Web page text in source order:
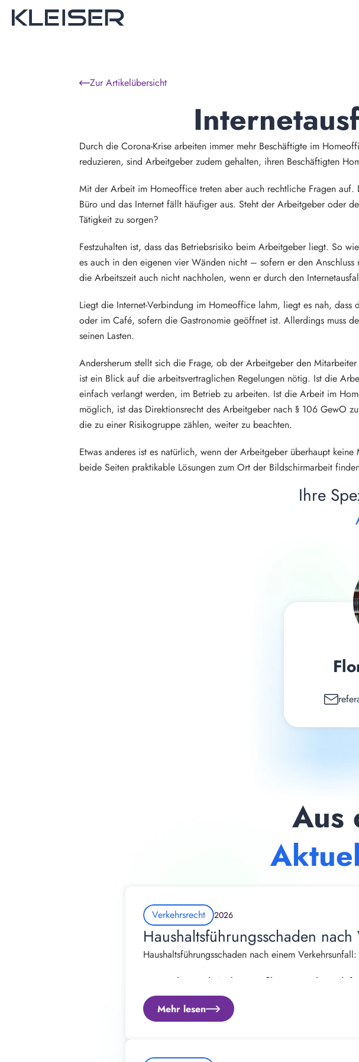
Zur Artikelübersicht
Durch die Corona-Krise arbeiten immer mehr Beschäftigte im
reduzieren, sind Arbeitgeber zudem gehalten, ihren Beschäftigten
Mit der Arbeit im Homeoffice treten aber auch rechtliche Fragen
Büro und das Internet fällt häufiger aus. Steht der Arbeitgeber oder
Tätigkeit zu sorgen?
Festzuhalten ist, dass das Betriebsrisiko beim Arbeitgeber liegt. So
es auch in den eigenen vier Wänden nicht – sofern er den
die Arbeitszeit auch nicht nachholen, wenn er durch den
Liegt die Internet-Verbindung im Homeoffice lahm, liegt es nah,
oder im Café, sofern die Gastronomie geöffnet ist. Allerdings muss
seinen Lasten.
Andersherum stellt sich die Frage, ob der Arbeitgeber den
ist ein Blick auf die arbeitsvertraglichen Regelungen nötig. Ist die
einfach verlangt werden, im Betrieb zu arbeiten. Ist die Arbeit im
möglich, ist das Direktionsrecht des Arbeitgeber nach § 106 GewO
die zu einer Risikogruppe zählen, weiter zu beachten.
Etwas anderes ist es natürlich, wenn der Arbeitgeber überhaupt
beide Seiten praktikable Lösungen zum Ort der Bildschirmarbeit
Ihre
Aus
Verkehrsrecht 2026
Haushaltsführungsschaden
Haushaltsführungsschaden nach einem
Von Rechtsanwalt Andrew Straßburger, Fachanwalt
Ein Verkehrsunfall verändert das Leben häufig von
Regulierung des Fahrzeugschadens tritt oft ein
Mehr lesen